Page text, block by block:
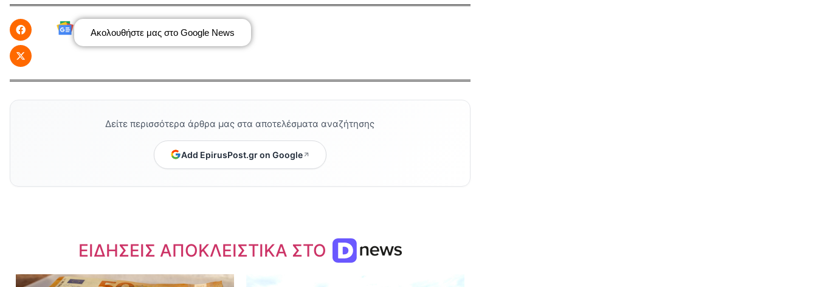
Ακολουθήστε μας στο Google News
Δείτε περισσότερα άρθρα μας στα αποτελέσματα αναζήτησης
Add EpirusPost.gr on Google
ΕΙΔΗΣΕΙΣ ΑΠΟΚΛΕΙΣΤΙΚΑ ΣΤΟ
Dnews.gr